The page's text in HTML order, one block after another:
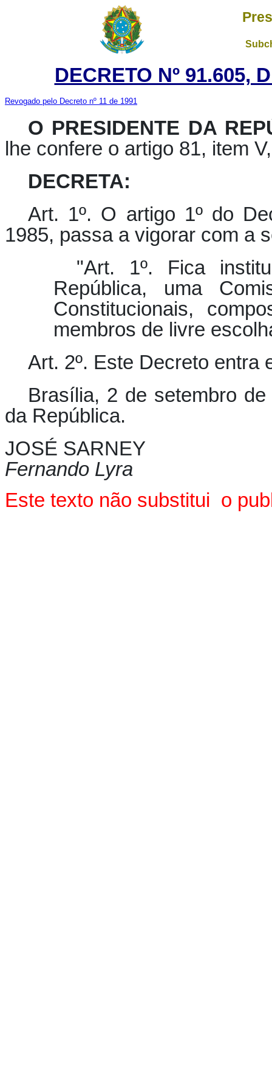
DECRETO Nº 91.605,
Revogado pelo Decreto nº 11 de 1991
O PRESIDENTE DA
lhe confere o artigo 81, item
DECRETA:
Art. 1º. O artigo 1º do
1985, passa a vigorar com a
"Art. 1º. Fica
República, uma
Constitucionais,
membros de livre
Art. 2º. Este Decreto entra
Brasília, 2 de setembro
da República.
JOSÉ SARNEY
Fernando Lyra
Este texto não substitui o